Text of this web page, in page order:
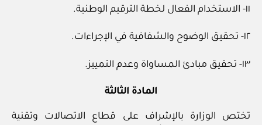
١١- الاستخدام الفعال لخطة الترقيم الوطنية.
١٢- تحقيق الوضوح والشفافية في الإجراءات.
١٣- تحقيق مبادئ المساواة وعدم التمييز.
المادة الثالثة
تختص الوزارة بالإشراف على قطاع الاتصالات وتقنية